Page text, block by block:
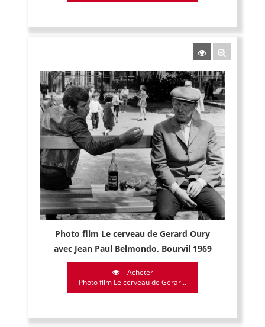
Photo film Le cerveau de Gerard Oury
avec Jean Paul Belmondo, Bourvil 1969
Acheter
Photo film Le cerveau de Gerar...